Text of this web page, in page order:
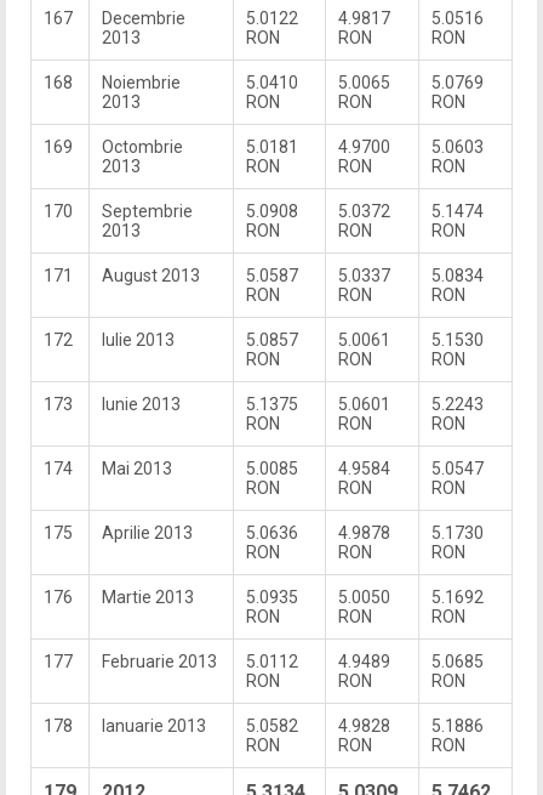
167
Decembrie
2013
5.0122
RON
4.9817
RON
5.0516
RON
168
Noiembrie
2013
5.0410
RON
5.0065
RON
5.0769
RON
169
Octombrie
2013
5.0181
RON
4.9700
RON
5.0603
RON
170
Septembrie
2013
5.0908
RON
5.0372
RON
5.1474
RON
171 August 2013
5.0587
RON
5.0337
RON
5.0834
RON
172 Iulie 2013
5.0857
RON
5.0061
RON
5.1530
RON
173 Iunie 2013
5.1375
RON
5.0601
RON
5.2243
RON
174 Mai 2013
5.0085
RON
4.9584
RON
5.0547
RON
175 Aprilie 2013
5.0636
RON
4.9878
RON
5.1730
RON
176 Martie 2013
5.0935
RON
5.0050
RON
5.1692
RON
177 Februarie 2013
5.0112
RON
4.9489
RON
5.0685
RON
178 Ianuarie 2013
5.0582
RON
4.9828
RON
5.1886
RON